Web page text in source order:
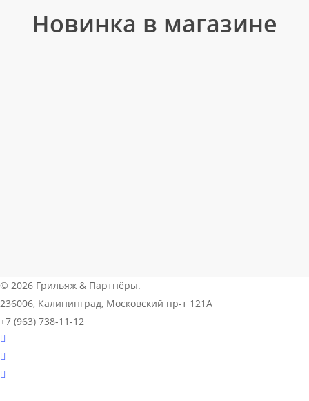
Новинка в магазине
© 2026 Грильяж & Партнёры.
236006, Калининград, Московский пр-т 121А
+7 (963) 738-11-12
youtube
vk
telegram